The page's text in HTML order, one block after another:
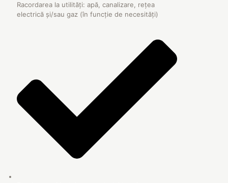
Racordarea la utilități: apă, canalizare, rețea
electrică și/sau gaz (în funcție de necesități)